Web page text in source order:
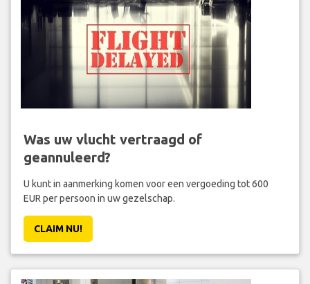
Was uw vlucht vertraagd of
geannuleerd?
U kunt in aanmerking komen voor een vergoeding tot 600
EUR per persoon in uw gezelschap.
CLAIM NU!